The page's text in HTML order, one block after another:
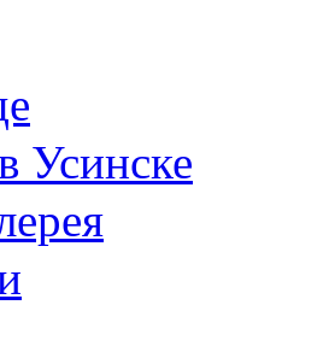
Усинске